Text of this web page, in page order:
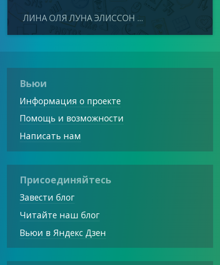
ЛИНА ОЛЯ ЛУНА ЭЛИССОН ...
Вьюи
Информация о проекте
Помощь и возможности
Написать нам
Присоединяйтесь
Завести блог
Читайте наш блог
Вьюи в Яндекс Дзен